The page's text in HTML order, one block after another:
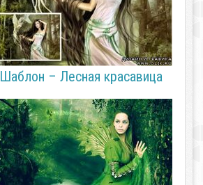
Шаблон – Лесная красавица